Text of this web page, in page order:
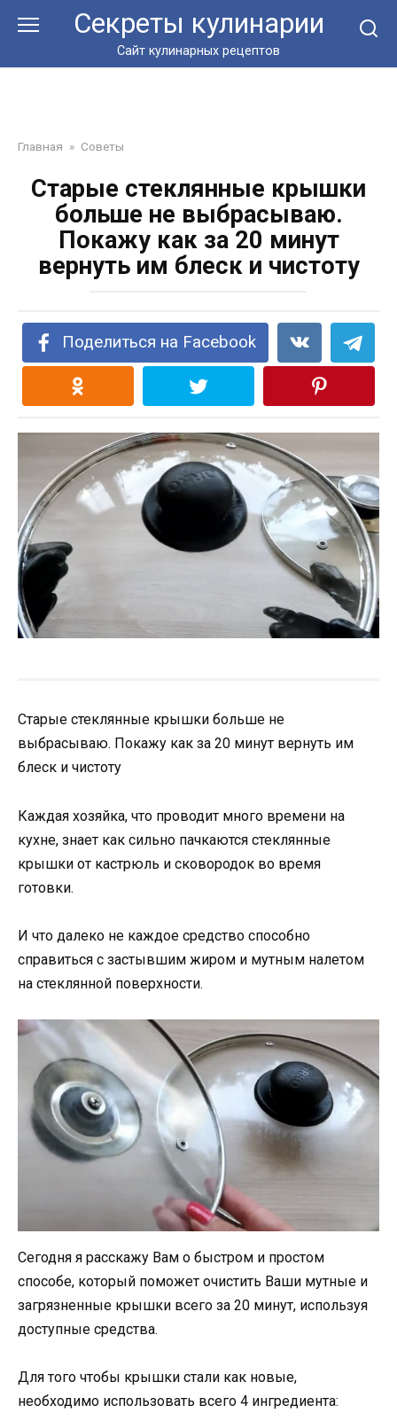
Секреты кулинарии
Сайт кулинарных рецептов
Главная » Советы
Старые стеклянные крышки
больше не выбрасываю.
Покажу как за 20 минут
вернуть им блеск и чистоту
Поделиться на Facebook
Старые стеклянные крышки больше не
выбрасываю. Покажу как за 20 минут вернуть им
блеск и чистоту
Каждая хозяйка, что проводит много времени на
кухне, знает как сильно пачкаются стеклянные
крышки от кастрюль и сковородок во время
готовки.
И что далеко не каждое средство способно
справиться с застывшим жиром и мутным налетом
на стеклянной поверхности.
Сегодня я расскажу Вам о быстром и простом
способе, который поможет очистить Ваши мутные и
загрязненные крышки всего за 20 минут, используя
доступные средства.
Для того чтобы крышки стали как новые,
необходимо использовать всего 4 ингредиента: